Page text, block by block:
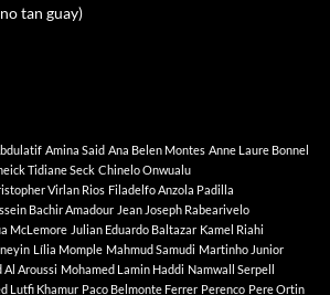
tan guay)
Amina Said Ana Belen Montes Anne Laure Bonnel
Tidiane Seck Chinelo Onwualu
Virlan Rios Filadelfo Anzola Padilla
Bachir Amadour Jean Joseph Rabearivelo
McLemore Julian Eduardo Baltazar Kamel Riahi
Lília Momple Mahmud Samudi Martinho Junior
Al Aroussi Mohamed Lamin Haddi Namwall Serpell
Lutfi Khamur Paco Belmonte Ferrer Perenco Pere Ortin